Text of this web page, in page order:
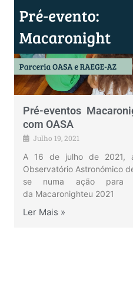
Pré-eventos
com OASA
Julho 19, 2021
A 16 de julho de 2021,
Observatório Astronómico
se numa ação para
da Macaronighteu 2021
Ler Mais »